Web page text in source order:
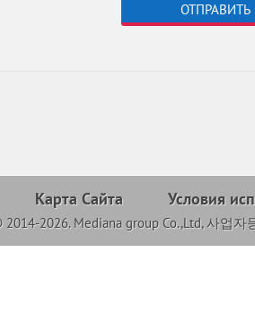
ОТПРАВИТЬ
Карта Сайта Условия
2026. Mediana group Co.,Ltd, 사업